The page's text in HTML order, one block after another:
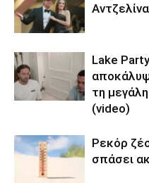
Lake
τη
(video)
Ρεκόρ
σπάσει